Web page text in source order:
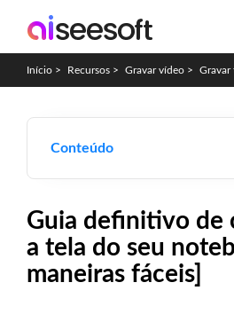
Início > Recursos > Gravar vídeo > Gravar
Conteúdo
Guia definitivo de
a tela do seu
maneiras fáceis]